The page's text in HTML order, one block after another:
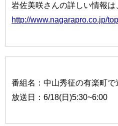
岩佐美咲さんの詳しい情報は
http://www.nagarapro.co.jp/
番組名：中山秀征の有楽町で
放送日：6/18(日)5:30~6:00